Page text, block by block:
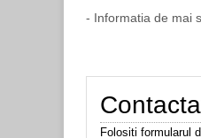
- Informatia de mai
Folositi formularul